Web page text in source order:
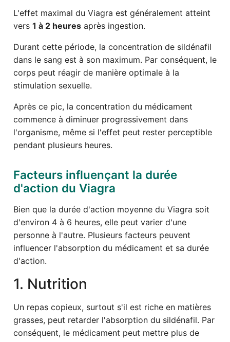
L'effet maximal du Viagra est généralement atteint
vers 1 à 2 heures après ingestion.
Durant cette période, la concentration de sildénafil
dans le sang est à son maximum. Par conséquent, le
corps peut réagir de manière optimale à la
stimulation sexuelle.
Après ce pic, la concentration du médicament
commence à diminuer progressivement dans
l'organisme, même si l'effet peut rester perceptible
pendant plusieurs heures.
Facteurs influençant la durée
d'action du Viagra
Bien que la durée d'action moyenne du Viagra soit
d'environ 4 à 6 heures, elle peut varier d'une
personne à l'autre. Plusieurs facteurs peuvent
influencer l'absorption du médicament et sa durée
d'action.
1. Nutrition
Un repas copieux, surtout s'il est riche en matières
grasses, peut retarder l'absorption du sildénafil. Par
conséquent, le médicament peut mettre plus de